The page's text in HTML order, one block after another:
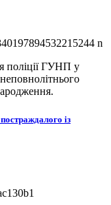
поліції ГУНП у
із